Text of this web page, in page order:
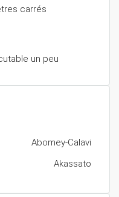
carrés
un peu
Abomey-Calavi
Akassato